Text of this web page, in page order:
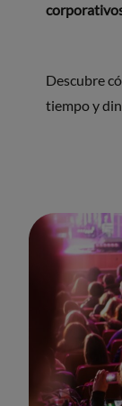
Descubre
tiempo y